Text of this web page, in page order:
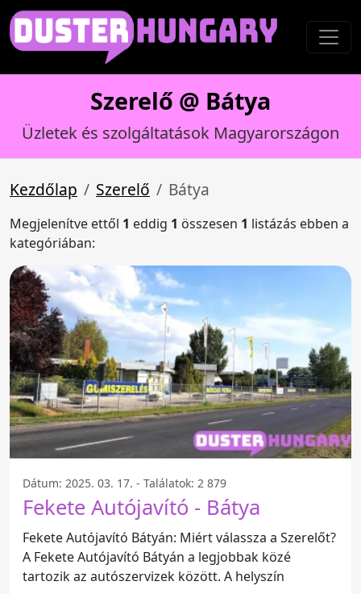
Szerelő @ Bátya
Üzletek és szolgáltatások Magyarországon
Kezdőlap Szerelő Bátya
Megjelenítve ettől 1 eddig 1 összesen 1 listázás ebben a
kategóriában:
Dátum: 2025. 03. 17. - Találatok: 2 879
Fekete Autójavító - Bátya
Fekete Autójavító Bátyán: Miért válassza a Szerelőt?
A Fekete Autójavító Bátyán a legjobbak közé
tartozik az autószervizek között. A helyszín